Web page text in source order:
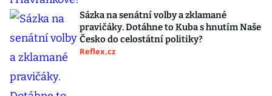
Sázka na senátní volby a zklamané
pravičáky. Dotáhne to Kuba s hnutím Naše
Česko do celostátní politiky?
Reflex.cz